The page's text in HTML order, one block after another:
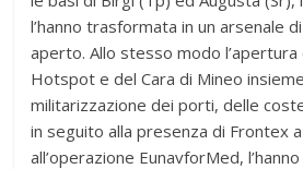
l’hanno trasformata in un arsenale
aperto. Allo stesso modo l’apertura
Hotspot e del Cara di Mineo
militarizzazione dei porti, delle
in seguito alla presenza di Frontex
all’operazione EunavforMed,